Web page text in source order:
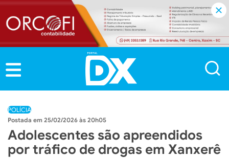
POLÍCIA
25/02/2026 às 20h05
Adolescentes são apreendidos
por tráfico de drogas em Xanxerê